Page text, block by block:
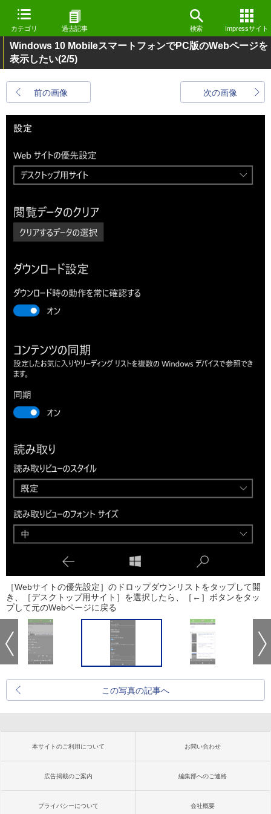
カテゴリ 過去記事 検索 Impressサイト
Windows 10 MobileスマートフォンでPC版のWebページを
表示したい(2/5)
前の画像 次の画像
［Webサイトの優先設定］のドロップダウンリストをタップして開
き、［デスクトップ用サイト］を選択したら、［←］ボタンをタッ
プして元のWebページに戻る
この写真の記事へ
本サイトのご利用について お問い合わせ
広告掲載のご案内 編集部へのご連絡
プライバシーについて 会社概要